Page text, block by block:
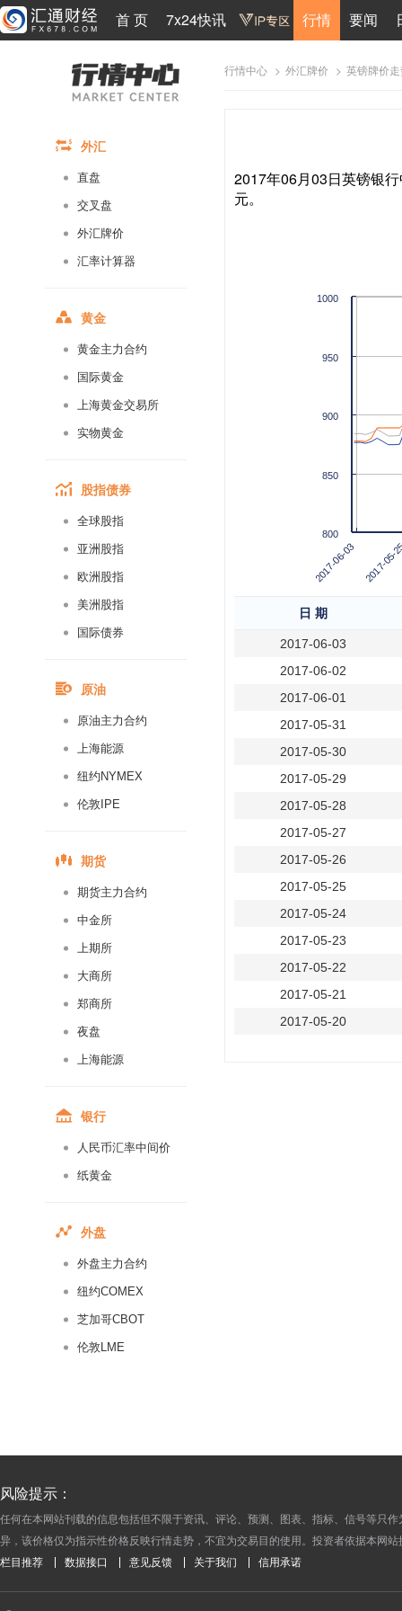
首 页 7x24快讯 行情 要闻
外汇
直盘
交叉盘
外汇牌价
汇率计算器
黄金
黄金主力合约
国际黄金
上海黄金交易所
实物黄金
股指债券
全球股指
亚洲股指
欧洲股指
美洲股指
国际债券
原油
原油主力合约
上海能源
纽约NYMEX
伦敦IPE
期货
期货主力合约
中金所
上期所
大商所
郑商所
夜盘
上海能源
银行
人民币汇率中间价
纸黄金
外盘
外盘主力合约
纽约COMEX
芝加哥CBOT
伦敦LME
行情中心 > 外汇牌价 > 英镑牌价
2017年06月03日英镑银
元。
2017-06-03 2017-
850
900
950
1000
800
日 期
2017-06-03
2017-06-02
2017-06-01
2017-05-31
2017-05-30
2017-05-29
2017-05-28
2017-05-27
2017-05-26
2017-05-25
2017-05-24
2017-05-23
2017-05-22
2017-05-21
2017-05-20
2016-09-07
2016-09-02
2016-09-01
风险提示：
任何在本网站刊载的信息包括但不限于资讯、评论、预测、图表、指标、信号等只
异，该价格仅为指示性价格反映行情走势，不宜为交易目的使用。投资者依据本网
栏目推荐 数据接口 意见反馈 关于我们 信用承诺